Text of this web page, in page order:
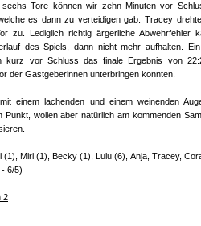
sechs Tore können wir zehn Minuten vor
es dann zu verteidigen gab. Tracey
zu. Lediglich richtig ärgerliche Abwehrfehler
des Spiels, dann nicht mehr aufhalten.
kurz vor Schluss das finale Ergebnis von
der Gastgeberinnen unterbringen konnten.
einem lachenden und einem weinenden
Punkt, wollen aber natürlich am kommenden
(1), Miri (1), Becky (1), Lulu (6), Anja, Tracey,
6/5)
2